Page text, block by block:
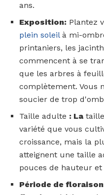
ans.
Exposition: Plantez
plein soleilà mi-
printaniers, les
commencent à se
que les arbres à
complètement. Vous
soucier de trop
Taille adulte : Lataille
variété que vous
croissance, mais la
atteignent une taille
pouces de hauteur
Période de